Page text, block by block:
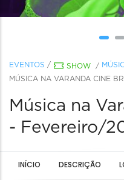
EVENTOS / SHOW /
MÚSICA NA VARANDA CINE
Música na
- Fevereiro/
INÍCIO DESCRIÇÃO